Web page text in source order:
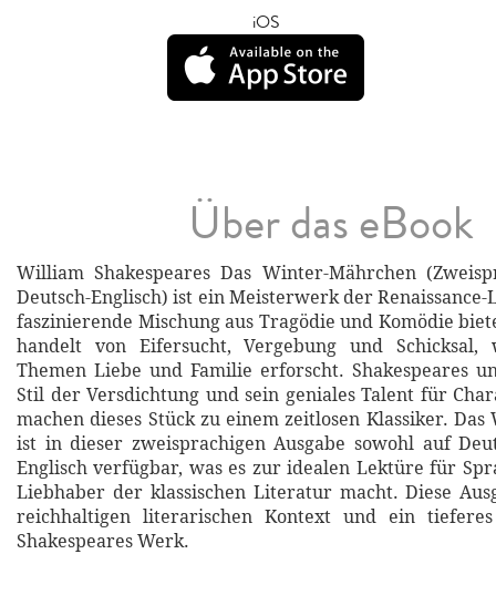
iOS
Über das eBook
William Shakespeares Das Winter-Mährchen
Deutsch-Englisch) ist ein Meisterwerk der
faszinierende Mischung aus Tragödie und Komödie
handelt von Eifersucht, Vergebung und
Themen Liebe und Familie erforscht. Shakespeares
Stil der Versdichtung und sein geniales Talent für
machen dieses Stück zu einem zeitlosen Klassiker.
ist in dieser zweisprachigen Ausgabe sowohl auf
Englisch verfügbar, was es zur idealen Lektüre für
Liebhaber der klassischen Literatur macht. Diese
reichhaltigen literarischen Kontext und ein
Shakespeares Werk.